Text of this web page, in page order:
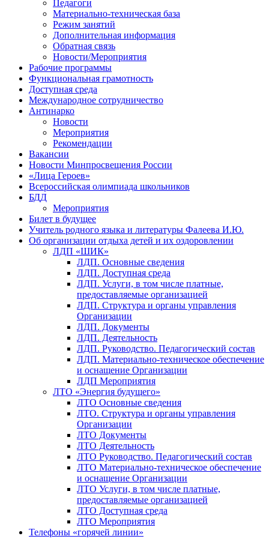
Педагоги
Материально-техническая база
Режим занятий
Дополнительная информация
Обратная связь
Новости/Мероприятия
Рабочие программы
Функциональная грамотность
Доступная среда
Международное сотрудничество
Антинарко
Новости
Мероприятия
Рекомендации
Вакансии
Новости Минпросвещения России
«Лица Героев»
Всероссийская олимпиада школьников
БДД
Мероприятия
Билет в будущее
Учитель родного языка и литературы Фалеева И.Ю.
Об организации отдыха детей и их оздоровлении
ЛДП «ШИК»
ЛДП. Основные сведения
ЛДП. Доступная среда
ЛДП. Услуги, в том числе платные,
предоставляемые организацией
ЛДП. Структура и органы управления
Организации
ЛДП. Документы
ЛДП. Деятельность
ЛДП. Руководство. Педагогический состав
ЛДП. Материально-техническое обеспечение
и оснащение Организации
ЛДП Мероприятия
ЛТО «Энергия будущего»
ЛТО Основные сведения
ЛТО. Структура и органы управления
Организации
ЛТО Документы
ЛТО Деятельность
ЛТО Руководство. Педагогический состав
ЛТО Материально-техническое обеспечение
и оснащение Организации
ЛТО Услуги, в том числе платные,
предоставляемые организацией
ЛТО Доступная среда
ЛТО Мероприятия
Телефоны «горячей линии»